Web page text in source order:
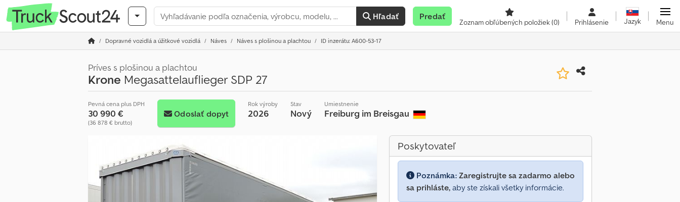
Hľadať Predať
Zoznam obľúbených položiek(0) Prihlásenie Jazyk Menu
Dopravné vozidlá a úžitkové vozidlá Náves Náves s plošinou a plachtou ID inzerátu: A600-53-17
Príves s plošinou a plachtou
Krone Megasattelauflieger SDP 27
Pevná cena plus DPH
30 990 €
(36 878 € brutto)
Odoslať dopyt
Rok výroby
2026
Stav
Nový
Umiestnenie
Freiburg im Breisgau
Poskytovateľ
Poznámka: Zaregistrujte sa zadarmo alebo
sa prihláste, aby ste získali všetky informácie.